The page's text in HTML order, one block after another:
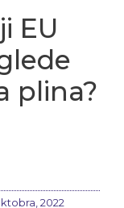
EU
plina?
2022